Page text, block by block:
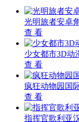
凯奇战役格斗
植物大战僵尸
版